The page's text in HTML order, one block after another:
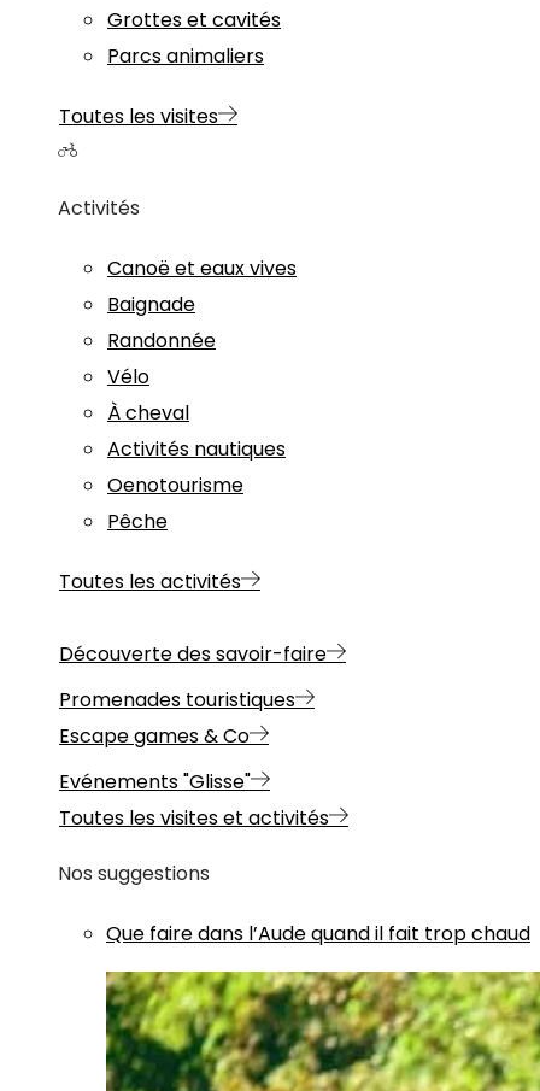
Grottes et cavités
Parcs animaliers
Toutes les visites
Activités
Canoë et eaux vives
Baignade
Randonnée
Vélo
À cheval
Activités nautiques
Oenotourisme
Pêche
Toutes les activités
Découverte des savoir-faire
Promenades touristiques
Escape games & Co
Evénements "Glisse"
Toutes les visites et activités
Nos suggestions
Que faire dans l’Aude quand il fait trop chaud